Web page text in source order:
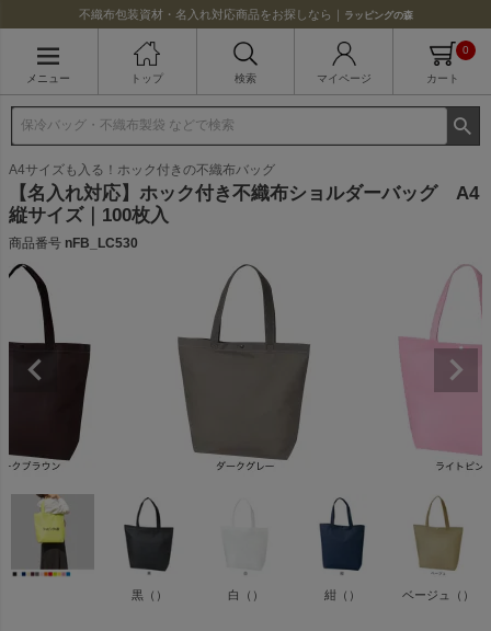
不織布包装資材・名入れ対応商品をお探しなら｜ ラッピングの森
メニュー トップ 検索 マイページ カート
0
A4サイズも入る！ホック付きの不織布バッグ
【名入れ対応】ホック付き不織布ショルダーバッグ A4
縦サイズ｜100枚入
商品番号 nFB_LC530
黒（） 白（） 紺（） ベージュ（）